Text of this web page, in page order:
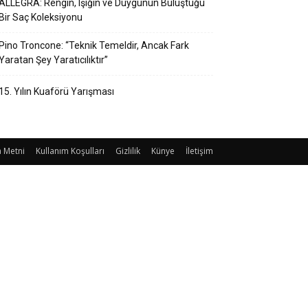
Rengin, Işığın ve Duygunun Buluştuğu
Bir Saç Koleksiyonu
Pino Troncone: “Teknik Temeldir, Ancak Fark
Şey Yaratıcılıktır”
15. Yılın Kuaförü Yarışması
Metni Kullanım Koşulları Gizlilik Künye İletişim